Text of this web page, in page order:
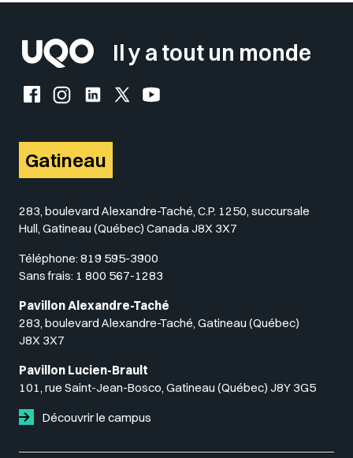
Il y a tout un monde
Facebook de l'UQO
Instagram de l'UQO
LinkedIn de l'UQO
X (Twitter) de l'UQO
YouTube de l'UQO
Gatineau
283, boulevard Alexandre-Taché, C.P. 1250, succursale
Hull, Gatineau (Québec) Canada J8X 3X7
Téléphone: 819 595-3900
Sans frais: 1 800 567-1283
Pavillon Alexandre-Taché
283, boulevard Alexandre-Taché, Gatineau (Québec)
J8X 3X7
Pavillon Lucien-Brault
101, rue Saint-Jean-Bosco, Gatineau (Québec) J8Y 3G5
Découvrir le campus